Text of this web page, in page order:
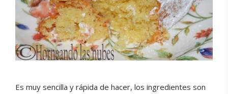
Es muy sencilla y rápida de hacer, los ingredientes son